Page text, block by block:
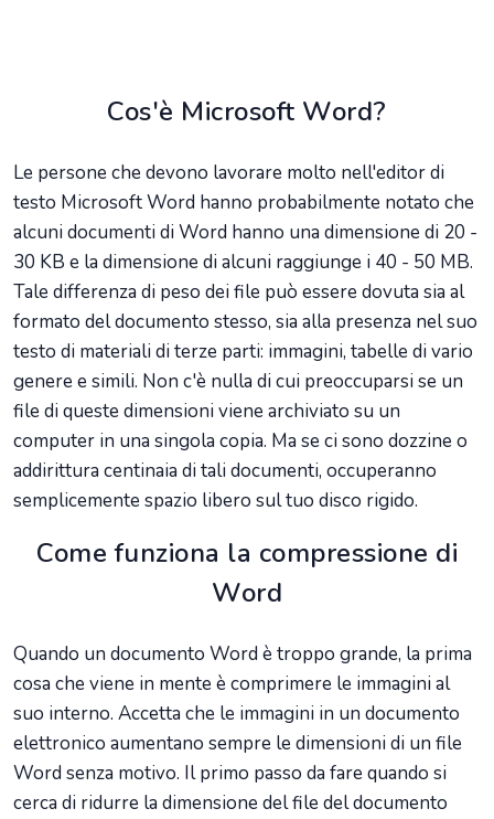
Cos'è Microsoft Word?
Le persone che devono lavorare molto nell'editor di
testo Microsoft Word hanno probabilmente notato che
alcuni documenti di Word hanno una dimensione di 20 -
30 KB e la dimensione di alcuni raggiunge i 40 - 50 MB.
Tale differenza di peso dei file può essere dovuta sia al
formato del documento stesso, sia alla presenza nel suo
testo di materiali di terze parti: immagini, tabelle di vario
genere e simili. Non c'è nulla di cui preoccuparsi se un
file di queste dimensioni viene archiviato su un
computer in una singola copia. Ma se ci sono dozzine o
addirittura centinaia di tali documenti, occuperanno
semplicemente spazio libero sul tuo disco rigido.
Come funziona la compressione di
Word
Quando un documento Word è troppo grande, la prima
cosa che viene in mente è comprimere le immagini al
suo interno. Accetta che le immagini in un documento
elettronico aumentano sempre le dimensioni di un file
Word senza motivo. Il primo passo da fare quando si
cerca di ridurre la dimensione del file del documento